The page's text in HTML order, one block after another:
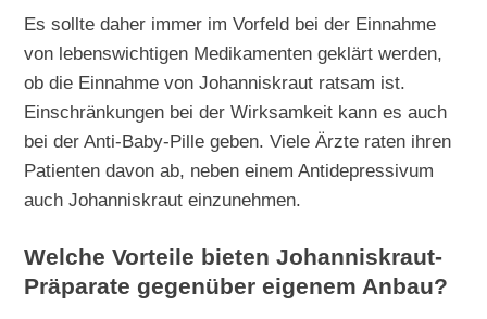
Es sollte daher immer im Vorfeld bei der Einnahme
von lebenswichtigen Medikamenten geklärt werden,
ob die Einnahme von Johanniskraut ratsam ist.
Einschränkungen bei der Wirksamkeit kann es auch
bei der Anti-Baby-Pille geben. Viele Ärzte raten ihren
Patienten davon ab, neben einem Antidepressivum
auch Johanniskraut einzunehmen.
Welche Vorteile bieten Johanniskraut-
Präparate gegenüber eigenem Anbau?